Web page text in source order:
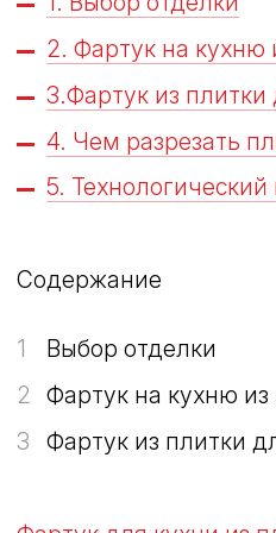
2. Фартук на кухню
3.Фартук из
4. Чем разрезать
5.
Содержание
Выбор отделки
1
Фартук на кухню
2
Фартук из плитки
3